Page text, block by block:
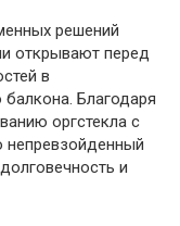
решений
открывают перед
в
Благодаря
оргстекла с
непревзойденный
и